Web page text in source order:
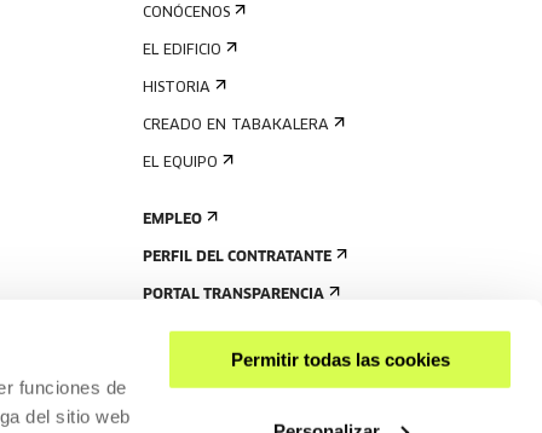
funciones de
del sitio web
Permitir todas las cookies
CONÓCENOS
EL EDIFICIO
HISTORIA
CREADO EN TABAKALERA
EL EQUIPO
EMPLEO
PERFIL DEL CONTRATANTE
PORTAL TRANSPARENCIA